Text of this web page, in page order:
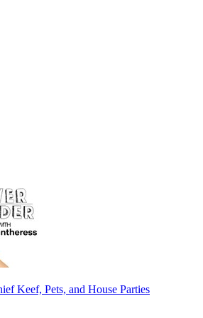
Keef, Pets, and House Parties